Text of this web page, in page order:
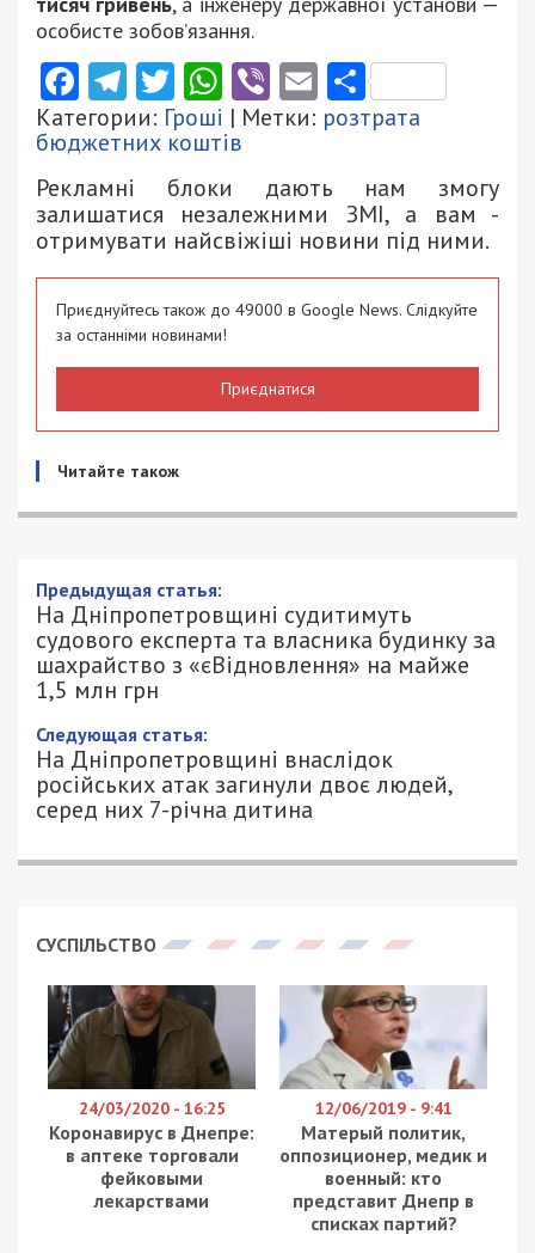
особисте зобов’язання.
Facebook
Telegram
Twitter
WhatsApp
ViberEmail
Категории: Гроші | Метки: розтрата
бюджетних коштів
Рекламні блоки дають нам змогу
залишатися незалежними ЗМІ, а вам -
отримувати найсвіжіші новини під ними.
Приєднуйтесь також до 49000 в Google News. Слідкуйте
за останніми новинами!
Приєднатися
Читайте також
Предыдущая статья:
На Дніпропетровщині судитимуть
судового експерта та власника будинку за
шахрайство з «єВідновлення» на майже
1,5 млн грн
Следующая статья:
На Дніпропетровщині внаслідок
російських атак загинули двоє людей,
серед них 7-річна дитина
СУСПІЛЬСТВО
24/03/2020 - 16:25
Коронавирус в Днепре:
в аптеке торговали
фейковыми
лекарствами
12/06/2019 - 9:41
Матерый политик,
оппозиционер, медик и
военный: кто
представит Днепр в
списках партий?